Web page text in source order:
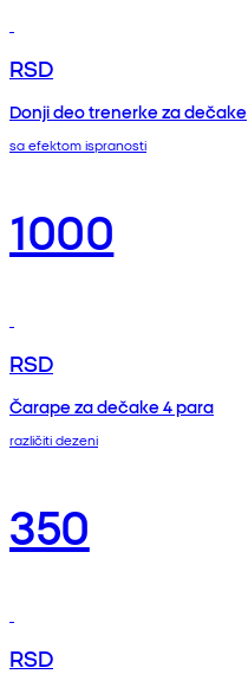
RSD
Donji deo trenerke za dečake
sa efektom ispranosti
1000
RSD
Čarape za dečake 4 para
različiti dezeni
350
RSD